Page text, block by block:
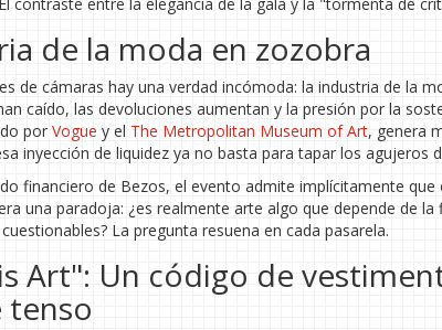
de la moda en zozobra
de cámaras hay una verdad incómoda: la industria de la
caído, las devoluciones aumentan y la presión por la
por Vogue y el The Metropolitan Museum of Art, genera
inyección de liquidez ya no basta para tapar los agujeros
financiero de Bezos, el evento admite implícitamente
una paradoja: ¿es realmente arte algo que depende de
La pregunta resuena en cada pasarela.
Art": Un código de
tenso